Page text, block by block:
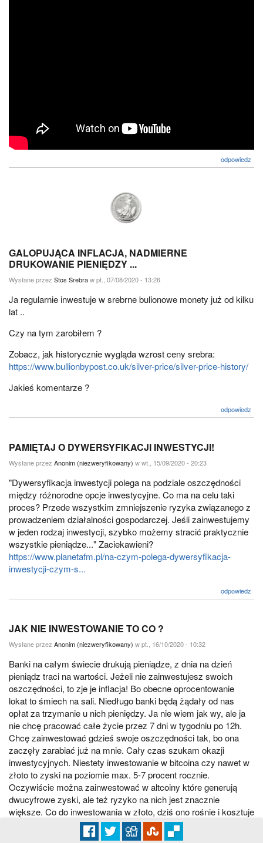
odpowiedz
GALOPUJĄCA INFLACJA, NADMIERNE
DRUKOWANIE PIENIĘDZY ...
Wysłane przez Stos Srebraw pt., 07/08/2020 - 13:26
Ja regularnie inwestuje w srebrne bulionowe monety już od kilku
lat ..
Czy na tym zarobiłem ?
Zobacz, jak historycznie wygląda wzrost ceny srebra:
https://www.bullionbypost.co.uk/silver-price/silver-price-history/
Jakieś komentarze ?
odpowiedz
PAMIĘTAJ O DYWERSYFIKACJI INWESTYCJI!
Wysłane przez Anonim (niezweryfikowany) w wt., 15/09/2020 - 20:23
"Dywersyfikacja inwestycji polega na podziale oszczędności
między różnorodne opcje inwestycyjne. Co ma na celu taki
proces? Przede wszystkim zmniejszenie ryzyka związanego z
prowadzeniem działalności gospodarczej. Jeśli zainwestujemy
w jeden rodzaj inwestycji, szybko możemy stracić praktycznie
wszystkie pieniądze..." Zaciekawieni?
https://www.planetafm.pl/na-czym-polega-dywersyfikacja-
inwestycji-czym-s...
odpowiedz
JAK NIE INWESTOWANIE TO CO ?
Wysłane przez Anonim (niezweryfikowany) w pt., 16/10/2020 - 10:32
Banki na całym świecie drukują pieniądze, z dnia na dzień
pieniądz traci na wartości. Jeżeli nie zainwestujesz swoich
oszczędności, to zje je inflacja! Bo obecne oprocentowanie
lokat to śmiech na sali. Niedługo banki będą żądały od nas
opłat za trzymanie u nich pieniędzy. Ja nie wiem jak wy, ale ja
nie chcę pracować całe życie przez 7 dni w tygodniu po 12h.
Chcę zainwestować gdzieś swoje oszczędności tak, bo ona
zaczęły zarabiać już na mnie. Cały czas szukam okazji
inwestycyjnych. Niestety inwestowanie w bitcoina czy nawet w
złoto to zyski na poziomie max. 5-7 procent rocznie.
Oczywiście można zainwestować w altcoiny które generują
dwucyfrowe zyski, ale też ryzyko na nich jest znacznie
większe. Co do inwestowania w złoto, dziś ono rośnie i kosztuje
już prawie 2 tysiące dolarów za uncje. Pytanie tylko jak długo
będzie rosło i kiedy dokładnie je sprzedać, by na tym zarobić?